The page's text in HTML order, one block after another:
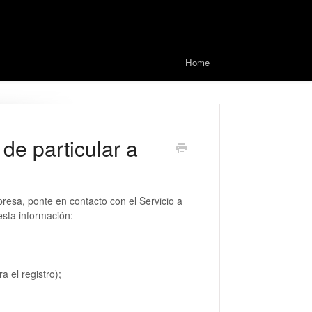
Home
particular a
ponte en contacto con el Servicio a
información:
el registro);